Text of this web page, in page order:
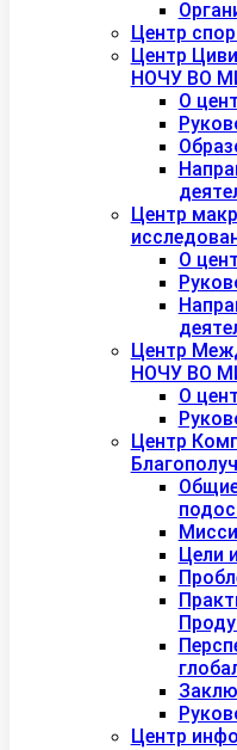
Центр
Центр
НОЧУ ВО
О
Центр
О
Центр
НОЧУ ВО
О
Центр
Цели
Центр